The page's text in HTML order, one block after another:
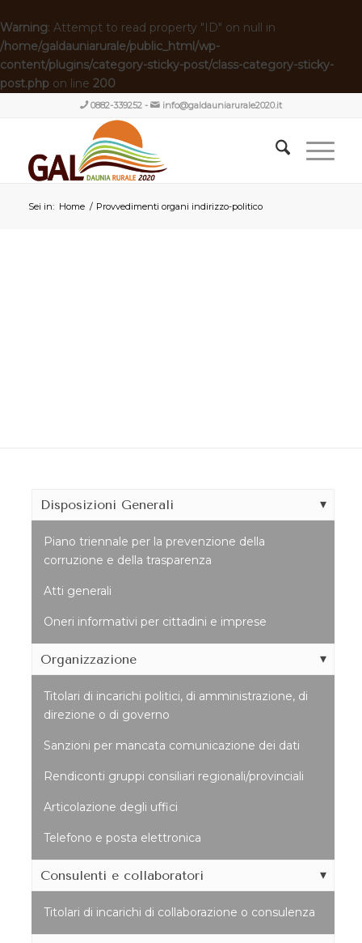
Warning: Attempt to read property "ID" on null in
/home/galdauniarurale/public_html/wp-
content/plugins/category-sticky-post/class-category-sticky-
post.php on line 200
0882-339252- info@galdauniarurale2020.it
Sei in: Home / Provvedimenti organi indirizzo-politico
Disposizioni Generali
Piano triennale per la prevenzione della
corruzione e della trasparenza
Atti generali
Oneri informativi per cittadini e imprese
Organizzazione
Titolari di incarichi politici, di amministrazione, di
direzione o di governo
Sanzioni per mancata comunicazione dei dati
Rendiconti gruppi consiliari regionali/provinciali
Articolazione degli uffici
Telefono e posta elettronica
Consulenti e collaboratori
Titolari di incarichi di collaborazione o consulenza